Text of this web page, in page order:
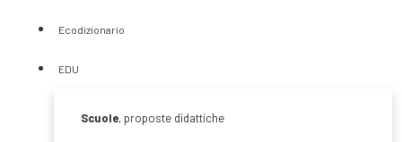
Ecodizionario
EDU
Scuole, proposte didattiche